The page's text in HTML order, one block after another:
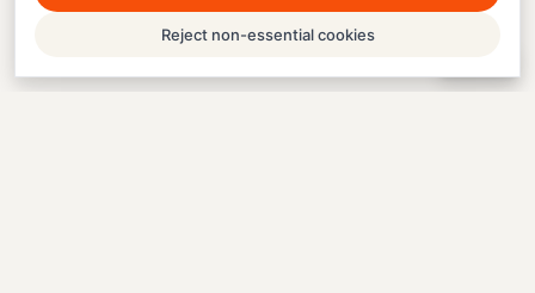
Reject non-essential cookies